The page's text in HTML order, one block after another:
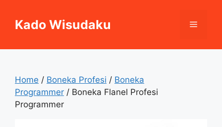
contentKado Wisudaku Menu
Home / Boneka Profesi / Boneka
Programmer / Boneka Flanel Profesi
Programmer